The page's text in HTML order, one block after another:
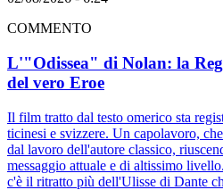
COMMENTO
L'"Odissea" di Nolan: la
del vero Eroe
Il film tratto dal testo omerico sta
ticinesi e svizzere. Un capolavoro,
dal lavoro dell'autore classico,
messaggio attuale e di altissimo
c'è il ritratto più dell'Ulisse di Dante